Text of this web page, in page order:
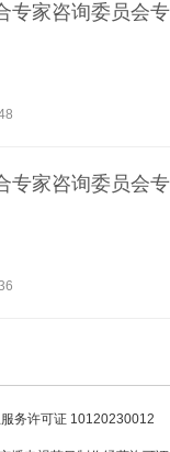
专家咨询委员会
专家咨询委员会
务许可证 10120230012